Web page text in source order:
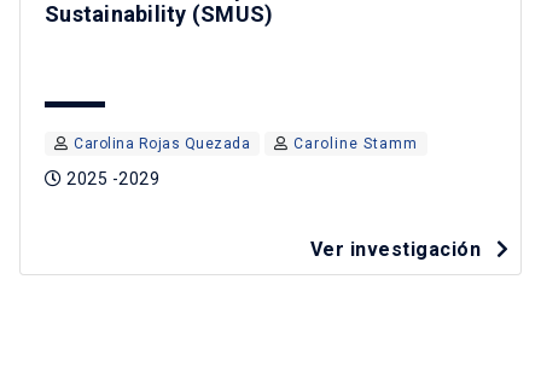
Sustainability (SMUS)
Carolina Rojas Quezada Caroline Stamm
2025 -2029
Ver investigación